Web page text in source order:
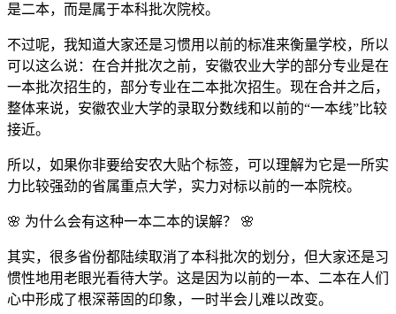
是二本，而是属于本科批次院校。
不过呢，我知道大家还是习惯用以前的标准来衡量学校，所以
可以这么说：在合并批次之前，安徽农业大学的部分专业是在
一本批次招生的，部分专业在二本批次招生。现在合并之后，
整体来说，安徽农业大学的录取分数线和以前的“一本线”比较
接近。
所以，如果你非要给安农大贴个标签，可以理解为它是一所实
力比较强劲的省属重点大学，实力对标以前的一本院校。
🌸 为什么会有这种一本二本的误解？ 🌸
其实，很多省份都陆续取消了本科批次的划分，但大家还是习
惯性地用老眼光看待大学。这是因为以前的一本、二本在人们
心中形成了根深蒂固的印象，一时半会儿难以改变。